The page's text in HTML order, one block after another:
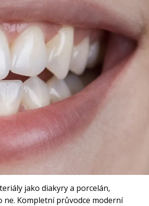
jako diakyry a porcelán,
ne. Kompletní průvodce moderní